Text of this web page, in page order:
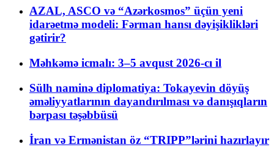
AZAL, ASCO və “Azərkosmos” üçün yeni
idarəetmə modeli: Fərman hansı dəyişiklikləri
gətirir?
Məhkəmə icmalı: 3–5 avqust 2026-cı il
Sülh naminə diplomatiya: Tokayevin döyüş
əməliyyatlarının dayandırılması və danışıqların
bərpası təşəbbüsü
İran və Ermənistan öz “TRIPP”lərini hazırlayır